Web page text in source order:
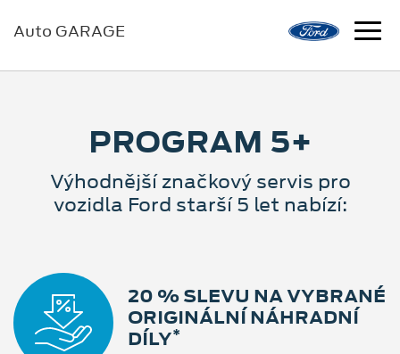
Auto GARAGE
PROGRAM 5+
Výhodnější značkový servis pro
vozidla Ford starší 5 let nabízí:
20 % SLEVU NA VYBRANÉ
ORIGINÁLNÍ NÁHRADNÍ
DÍLY*